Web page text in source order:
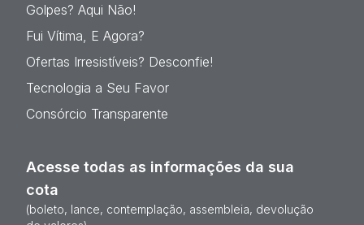
Golpes? Aqui Não!
Fui Vítima, E Agora?
Ofertas Irresistíveis? Desconfie!
Tecnologia a Seu Favor
Consórcio Transparente
Acesse todas as informações da sua
cota
(boleto, lance, contemplação, assembleia, devolução